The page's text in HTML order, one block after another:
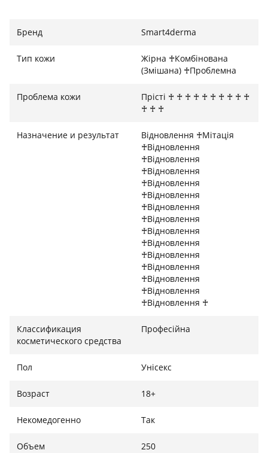
догляду.Відновлює природний мікробіом шкіри,
зростання бактерій, зменшує експресію 5α-
редуктази і продукцію посередників запалення.
Результат: • Нормалізація мікробіому •
Себорегулювання • Зменшення слідів після акне •
Увлажнення • Матируючий ефект
Бренд Smart4derma
Тип кожи
Жірна ♰Комбінована
(Змішана) ♰Проблемна
Проблема кожи
Прісті ♰ ♰ ♰ ♰ ♰ ♰ ♰ ♰ ♰ ♰
♰ ♰ ♰
Назначение и результат
Відновлення ♰Мітація
♰Відновлення
♰Відновлення
♰Відновлення
♰Відновлення
♰Відновлення
♰Відновлення
♰Відновлення
♰Відновлення
♰Відновлення
♰Відновлення
♰Відновлення
♰Відновлення
♰Відновлення
♰Відновлення ♰
Классификация
косметического средства
Професійна
Пол Унісекс
Возраст 18+
Некомедогенно Так
Объем 250